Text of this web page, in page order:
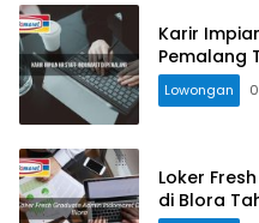
Karir
Pemalang
Lowongan
Loker
di Blora